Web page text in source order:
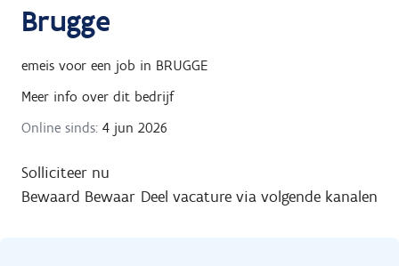
Brugge
emeis voor een job in BRUGGE
Meer info over dit bedrijf
Online sinds: 4 jun 2026
Solliciteer nu
Bewaard Bewaar Deel vacature via volgende kanalen